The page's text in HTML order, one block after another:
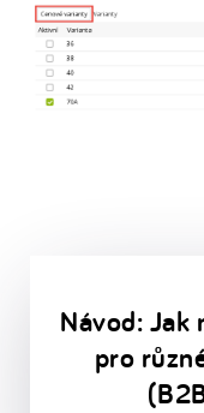
Návod: Jak
pro